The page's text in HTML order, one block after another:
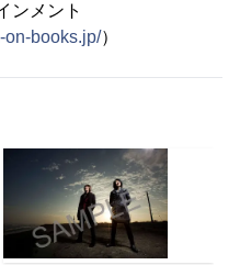
ンメント
on-books.jp/）